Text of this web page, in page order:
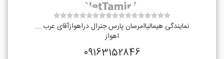
نمایندگی هیمالیاامرسان پارس جنرال دراهوازآقای عرب ...
اهواز
09163152846